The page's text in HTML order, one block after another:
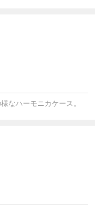
なハーモニカケース。